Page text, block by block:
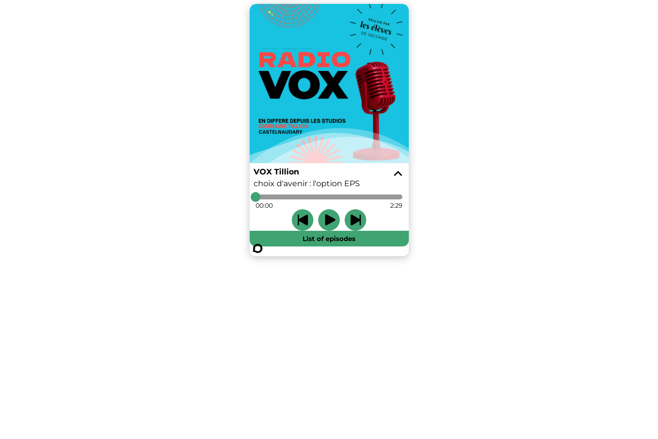
VOX Tillion
choix d'avenir : l'option EPS
00:00 2:29
List of episodes